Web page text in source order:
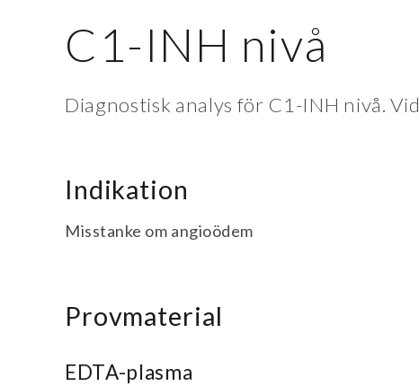
C1-INH nivå
Diagnostisk analys för C1-INH nivå.
Indikation
Misstanke om angioödem
Provmaterial
EDTA-plasma